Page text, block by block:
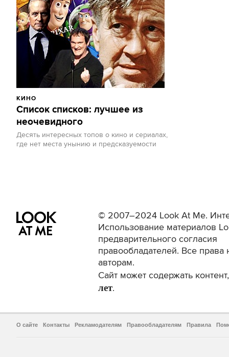
КИНО
Список списков: лучшее из
неочевидного
Десять интересных топов о кино и сериалах,
где нет места унынию и предсказуемости
© 2007–2024 Look At Me.
Использование материалов
предварительного согласия
правообладателей. Все права
авторам.
Сайт может содержать
лет.
О сайте Контакты Рекламодателям Правообладателям Правила